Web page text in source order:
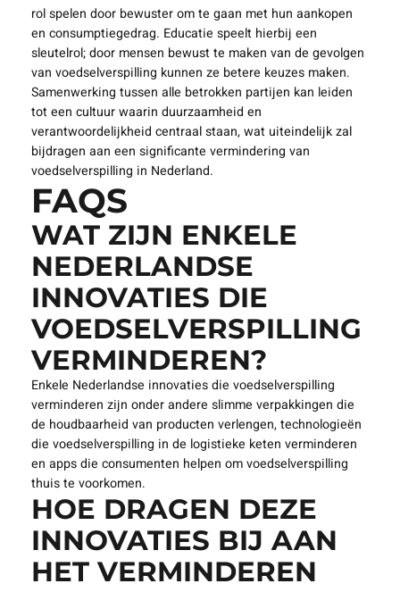
rol spelen door bewuster om te gaan met hun aankopen
en consumptiegedrag. Educatie speelt hierbij een
sleutelrol; door mensen bewust te maken van de gevolgen
van voedselverspilling kunnen ze betere keuzes maken.
Samenwerking tussen alle betrokken partijen kan leiden
tot een cultuur waarin duurzaamheid en
verantwoordelijkheid centraal staan, wat uiteindelijk zal
bijdragen aan een significante vermindering van
voedselverspilling in Nederland.
FAQS
WAT ZIJN ENKELE
NEDERLANDSE
INNOVATIES DIE
VOEDSELVERSPILLING
VERMINDEREN?
Enkele Nederlandse innovaties die voedselverspilling
verminderen zijn onder andere slimme verpakkingen die
de houdbaarheid van producten verlengen, technologieën
die voedselverspilling in de logistieke keten verminderen
en apps die consumenten helpen om voedselverspilling
thuis te voorkomen.
HOE DRAGEN DEZE
INNOVATIES BIJ AAN
HET VERMINDEREN